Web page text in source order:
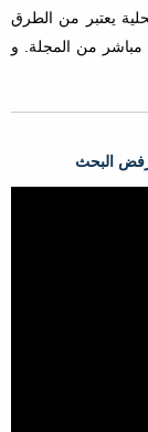
يعتبر من الطرق
مباشر من المجلة. و
رفض البحث